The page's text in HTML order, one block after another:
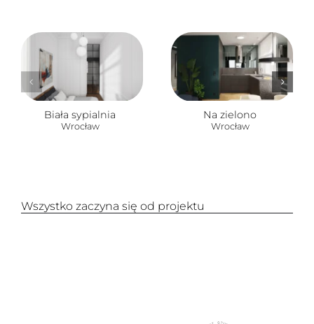
Biała sypialnia
Wrocław
Na zielono
Wrocław
Wszystko zaczyna się od projektu